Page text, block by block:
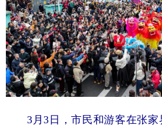
地方频道
北京 天津
辽宁 吉林
浙江 安徽
山东 河南
3月3日，市民和游客在张